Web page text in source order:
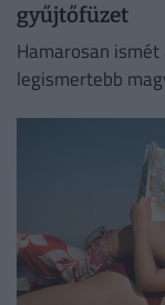
gyűjtőfüzet
Hamarosan
legismertebb